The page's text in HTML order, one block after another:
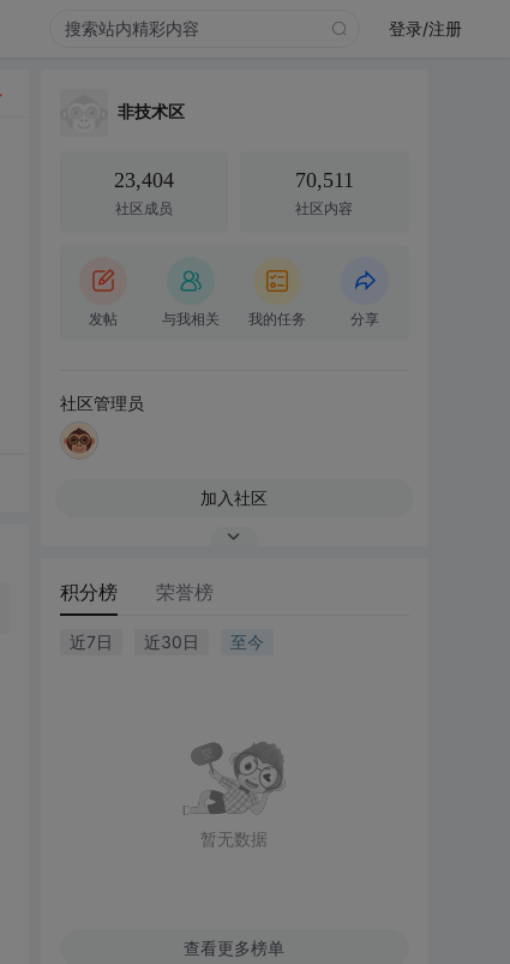
登录/注册
非技术区
23,404
社区成员
70,511
社区内容
发帖 与我相关 我的任务 分享
社区管理员
加入社区
积分榜 荣誉榜
近7日 近30日 至今
暂无数据
查看更多榜单